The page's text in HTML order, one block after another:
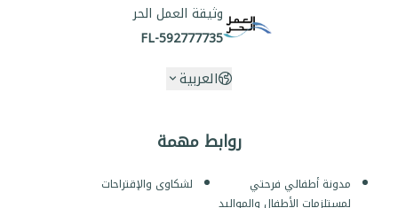
روابط مهمة
مدونة أطفالي فرحتي
لمستلزمات الأطفال والمواليد
لشكاوى والإقتراحات
وثيقة العمل الحر
FL-592777735
العربية